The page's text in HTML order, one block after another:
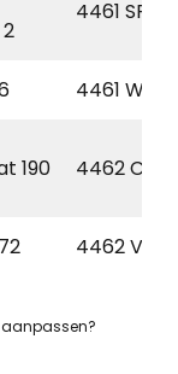
4461 SP
4461 WZ
190 4462 CB
4462 VM
aanpassen?